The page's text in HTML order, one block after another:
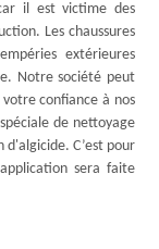
il est victime des
Les chaussures
extérieures
Notre société peut
confiance à nos
de nettoyage
C’est pour
sera faite